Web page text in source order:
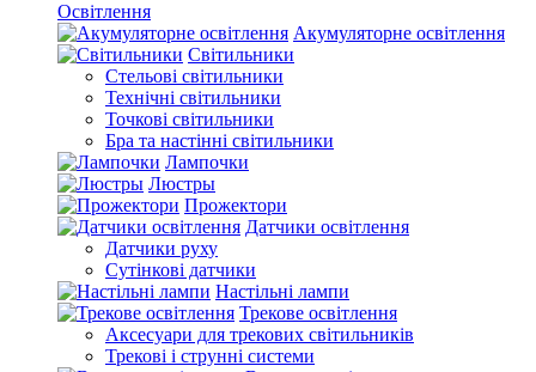
Освітлення
Акумуляторне освітлення
Світильники
Стельові світильники
Технічні світильники
Точкові світильники
Бра та настінні світильники
Лампочки
Люстры
Прожектори
Датчики освітлення
Датчики руху
Сутінкові датчики
Настільні лампи
Трекове освітлення
Аксесуари для трекових світильників
Трекові і струнні системи